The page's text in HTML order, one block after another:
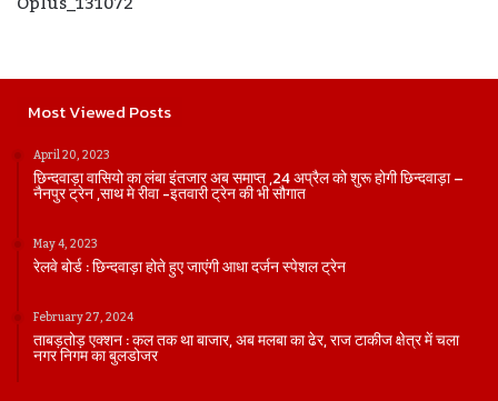
Most Viewed Posts
April 20, 2023
छिन्दवाड़ा वासियो का लंबा इंतजार अब समाप्त ,24 अप्रैल को शुरू होगी छिन्दवाड़ा –
नैनपुर ट्रेन ,साथ मे रीवा -इतवारी ट्रेन की भी सौगात
May 4, 2023
रेलवे बोर्ड : छिन्दवाड़ा होते हुए जाएंगी आधा दर्जन स्पेशल ट्रेन
February 27, 2024
ताबड़तोड़ एक्शन : कल तक था बाजार, अब मलबा का ढेर, राज टाकीज क्षेत्र में चला
नगर निगम का बुलडोजर